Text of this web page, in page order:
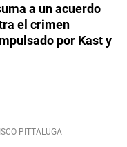
a un acuerdo
el crimen
por Kast y
PITTALUGA